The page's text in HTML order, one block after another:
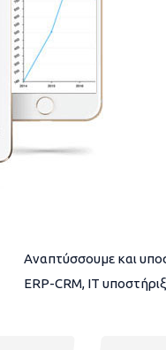
Αναπτύσσουμε και
ERP-CRM, IT